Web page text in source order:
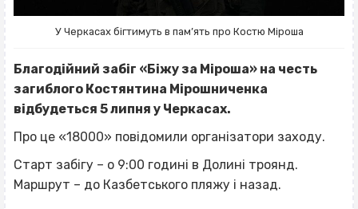
У Черкасах бігтимуть в пам’ять про Костю Міроша
Благодійний забіг «Біжу за Міроша» на честь
загиблого Костянтина Мірошниченка
відбудеться 5 липня у Черкасах.
Про це «18000» повідомили організатори заходу.
Старт забігу – о 9:00 годині в Долині троянд.
Маршрут – до Казбетського пляжу і назад.